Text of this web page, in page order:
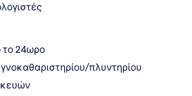
το 24ωρο
πλυντηρίου